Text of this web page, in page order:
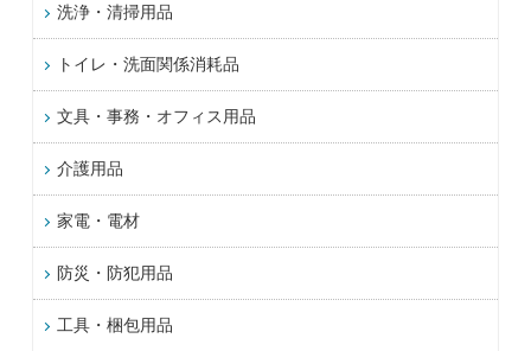
洗浄・清掃用品
トイレ・洗面関係消耗品
文具・事務・オフィス用品
介護用品
家電・電材
防災・防犯用品
工具・梱包用品